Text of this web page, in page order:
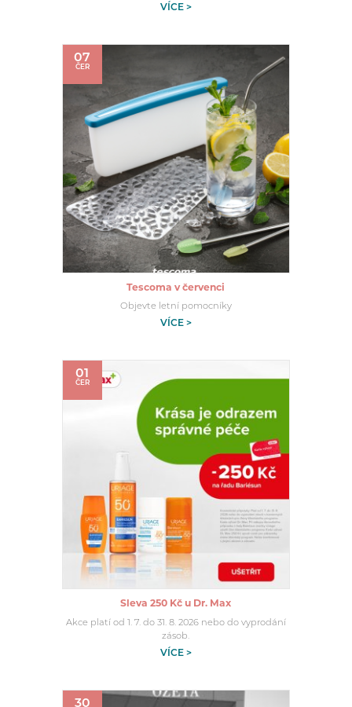
VÍCE >
07
ČER
Tescoma v červenci
Objevte letní pomocníky
VÍCE >
01
ČER
Sleva 250 Kč u Dr. Max
Akce platí od 1. 7. do 31. 8. 2026 nebo do vyprodání
zásob.
VÍCE >
30